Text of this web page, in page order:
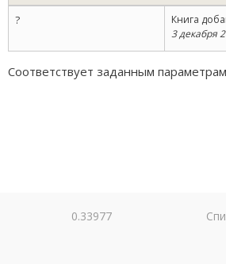
?
Книга
3 декабря
Соответствует заданным параметрам
0.33977